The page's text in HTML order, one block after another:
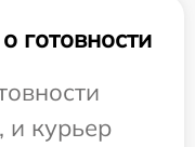
готовности
и курьер